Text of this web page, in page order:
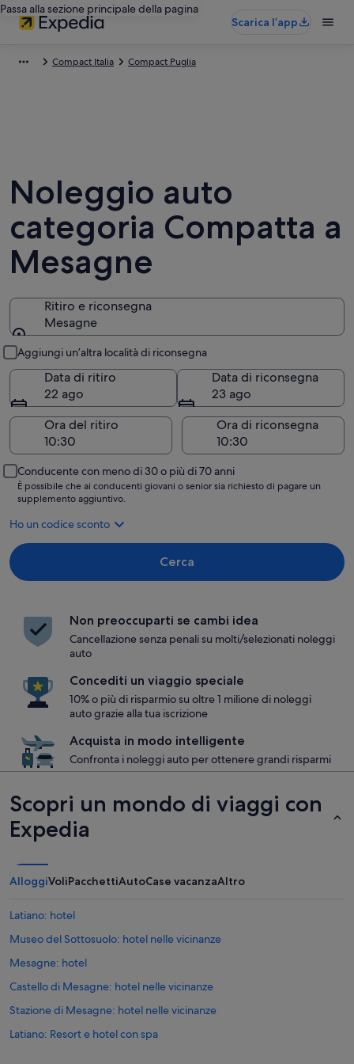
Passa alla sezione principale della pagina
Scarica l’app
Compact Italia Compact Puglia
Noleggio auto
categoria Compatta a
Mesagne
Ritiro e riconsegna
Mesagne
Aggiungi un’altra località di riconsegna
Data di ritiro
22 ago
Data di riconsegna
23 ago
Ora del ritiro
Ora di riconsegna
Conducente con meno di 30 o più di 70 anni
È possibile che ai conducenti giovani o senior sia richiesto di pagare un
supplemento aggiuntivo.
Ho un codice sconto
Cerca
Non preoccuparti se cambi idea
Cancellazione senza penali su molti/selezionati noleggi
auto
Concediti un viaggio speciale
10% o più di risparmio su oltre 1 milione di noleggi
auto grazie alla tua iscrizione
Acquista in modo intelligente
Confronta i noleggi auto per ottenere grandi risparmi
Scopri un mondo di viaggi con
Expedia
AlloggiVoliPacchettiAutoCase vacanzaAltro
Latiano: hotel
Museo del Sottosuolo: hotel nelle vicinanze
Mesagne: hotel
Castello di Mesagne: hotel nelle vicinanze
Stazione di Mesagne: hotel nelle vicinanze
Latiano: Resort e hotel con spa